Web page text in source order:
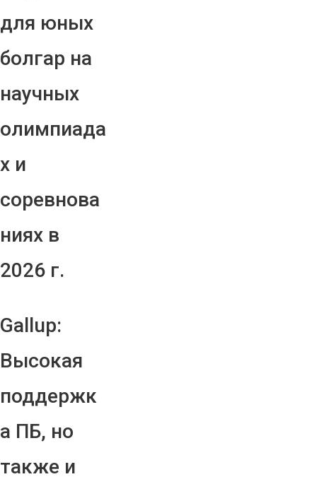
для юных
болгар на
научных
олимпиада
х и
соревнова
ниях в
2026 г.
Gallup:
Высокая
поддержк
а ПБ, но
также и